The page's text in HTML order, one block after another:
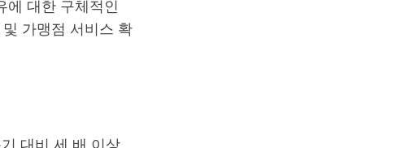
에 대한 구체적인
가맹점 서비스 확